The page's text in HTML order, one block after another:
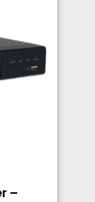
–